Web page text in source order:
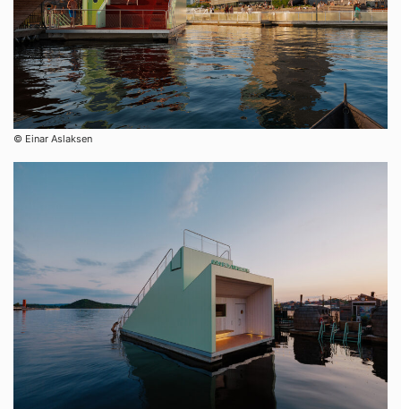
© Einar Aslaksen